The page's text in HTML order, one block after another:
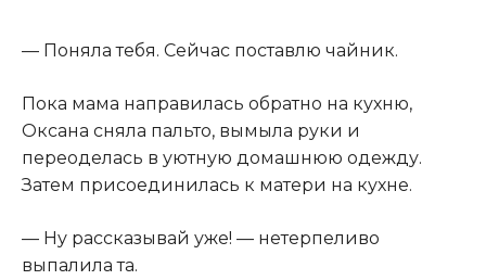
— Поняла тебя. Сейчас поставлю чайник.
Пока мама направилась обратно на кухню,
Оксана сняла пальто, вымыла руки и
переоделась в уютную домашнюю одежду.
Затем присоединилась к матери на кухне.
— Ну рассказывай уже! — нетерпеливо
выпалила та.